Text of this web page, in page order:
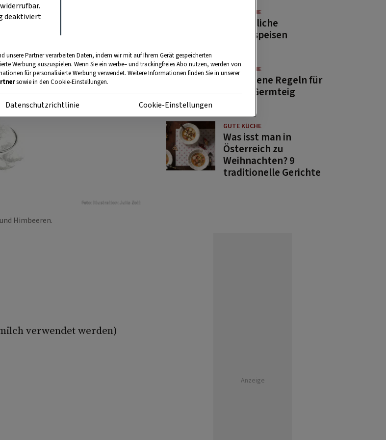
Foto: Illustration: Julia Zott
Himbeeren.
verwendet werden)
GUTE KÜCHE
11 köstliche
Fastenspeisen
GUTE KÜCHE
10 goldene Regeln für
guten Germteig
GUTE KÜCHE
Was isst man in
Österreich zu
Weihnachten? 9
traditionelle Gerichte
Anzeige
deaktiviert
unsere Partner verarbeiten Daten, indem wir mit auf Ihrem Gerät gespeicherten
Werbung auszuspielen. Wenn Sie ein werbe– und trackingfreies Abo nutzen, werden von
für personalisierte Werbung verwendet. Weitere Informationen finden Sie in unserer
sowie in den Cookie-Einstellungen.
Datenschutzrichtlinie Cookie-Einstellungen